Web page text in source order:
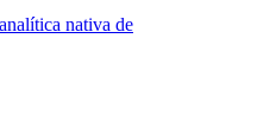
nativa de